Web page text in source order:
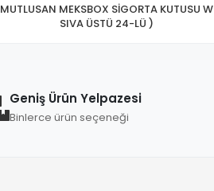
MUTLUSAN MEKSBOX SİGORTA KUTUSU W
SIVA ÜSTÜ 24-LÜ )
Geniş Ürün Yelpazesi
Binlerce ürün seçeneği